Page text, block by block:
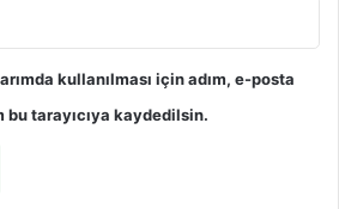
kullanılması için adım, e-posta
tarayıcıya kaydedilsin.